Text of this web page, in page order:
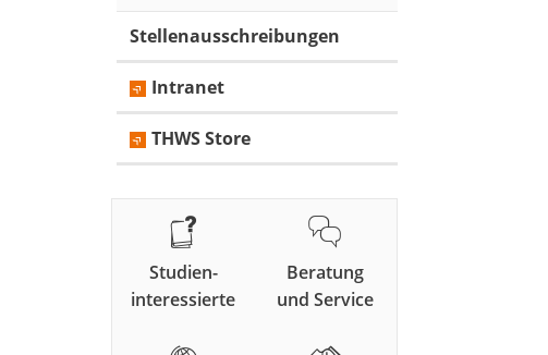
Stellenausschreibungen
Intranet
THWS Store
Studien-
interessierte
Beratung
und Service